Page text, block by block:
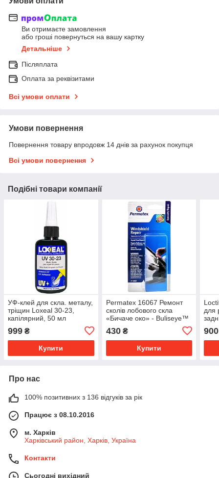
Ви отримаєте замовлення
або гроші повернуться на вашу картку
Детальніше
Післяплата
Оплата за реквізитами
Всі умови оплати
Умови повернення
Повернення товару впродовж 14 днів за рахунок покупця
Всі умови повернення
Подібні товари компанії
УФ-клей для скла. металу,
тріщин Loxeal 30-23,
капілярний, 50 мл
999 ₴
Купити
Permatex 16067 Ремонт
сколів лобового скла
«Бичаче око» - Buliseye™
430₴
Купити
для
900
Про нас
100% позитивних з 136 відгуків за рік
Працює з 08.10.2016
м. Харків
Харківський район, Харків, Україна
Контакти
Сьогодні вихідний